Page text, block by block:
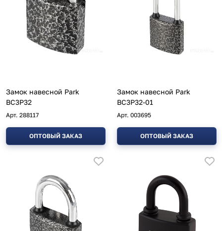
Замок навесной Park
ВС3Р32
Арт. 288117
ОПТОВЫЙ ЗАКАЗ
Замок навесной Park
ВС3Р32-01
Арт. 003695
ОПТОВЫЙ ЗАКАЗ